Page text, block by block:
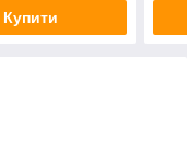
Купити